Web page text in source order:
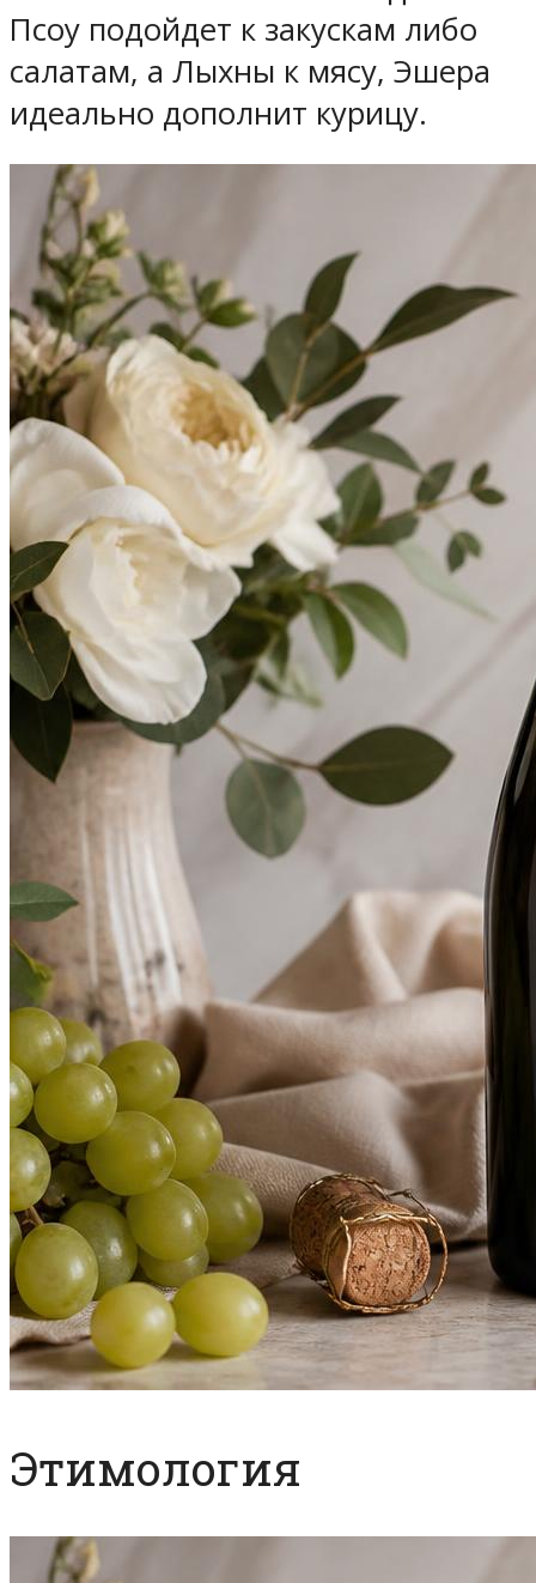
Псоу подойдет к закускам либо
салатам, а Лыхны к мясу, Эшера
идеально дополнит курицу.
Этимология